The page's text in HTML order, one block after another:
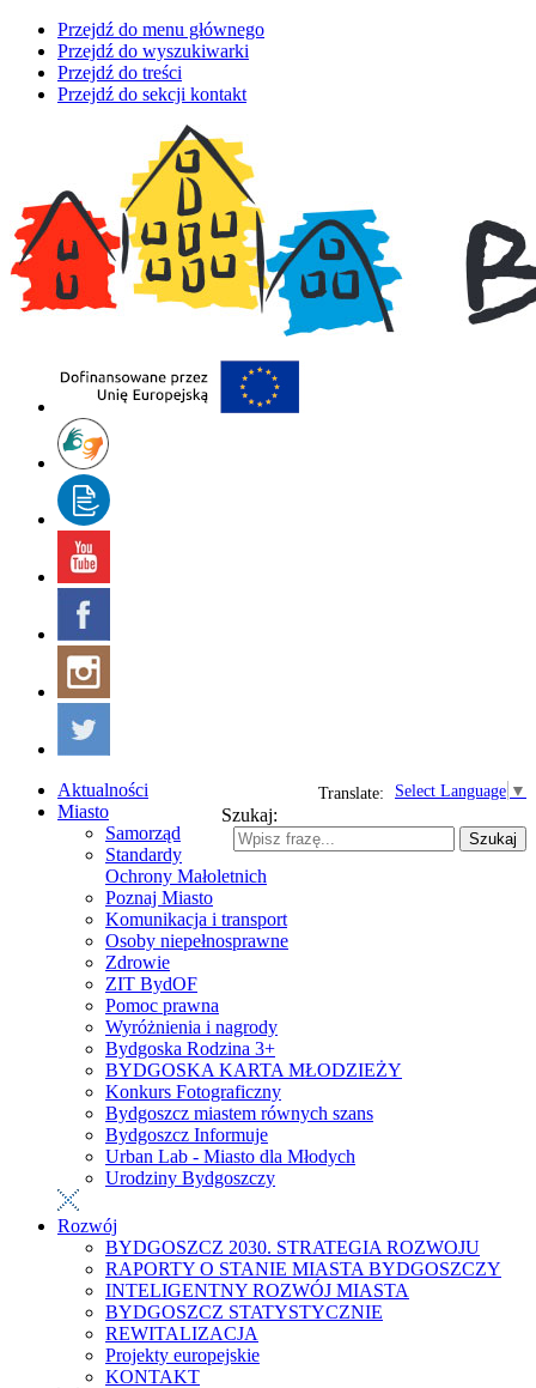
Przejdź do menu głównego
Przejdź do wyszukiwarki
Przejdź do treści
Przejdź do sekcji kontakt
Select Language ▼
Translate:
Szukaj:
Szukaj
Aktualności
Miasto
Samorząd
Standardy
Ochrony Małoletnich
Poznaj Miasto
Komunikacja i transport
Osoby niepełnosprawne
Zdrowie
ZIT BydOF
Pomoc prawna
Wyróżnienia i nagrody
Bydgoska Rodzina 3+
BYDGOSKA KARTA MŁODZIEŻY
Konkurs Fotograficzny
Bydgoszcz miastem równych szans
Bydgoszcz Informuje
Urban Lab - Miasto dla Młodych
Urodziny Bydgoszczy
Rozwój
BYDGOSZCZ 2030. STRATEGIA ROZWOJU
RAPORTY O STANIE MIASTA BYDGOSZCZY
INTELIGENTNY ROZWÓJ MIASTA
BYDGOSZCZ STATYSTYCZNIE
REWITALIZACJA
Projekty europejskie
KONTAKT